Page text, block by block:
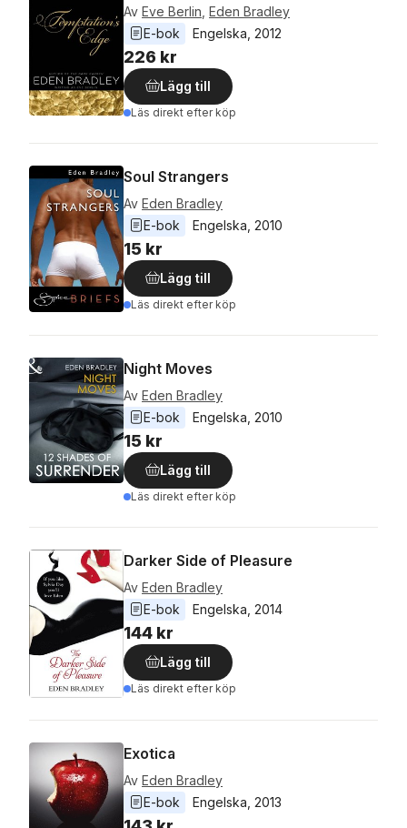
Av Eve Berlin Eden Bradley
E-bok
Engelska 2012
226 kr
Lägg till
Läs direkt efter köp
Soul Strangers
Av Eden Bradley
E-bok
Engelska 2010
15 kr
Lägg till
Läs direkt efter köp
Night Moves
Av Eden Bradley
E-bok
Engelska 2010
15 kr
Lägg till
Läs direkt efter köp
Darker Side of Pleasure
Av Eden Bradley
E-bok
Engelska 2014
144 kr
Lägg till
Läs direkt efter köp
Exotica
Av Eden Bradley
E-bok
Engelska 2013